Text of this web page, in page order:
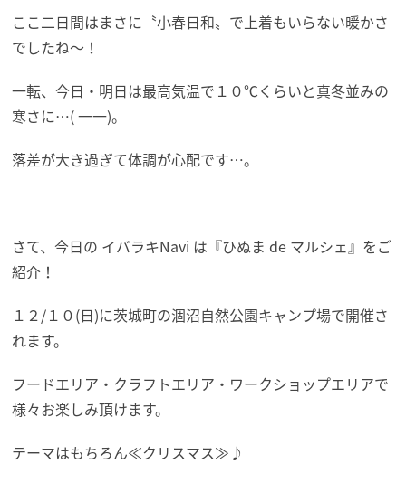
ここ二日間はまさに〝小春日和〟で上着もいらない暖かさ
でしたね～！
一転、今日・明日は最高気温で１０℃くらいと真冬並みの
寒さに…( 一一)。
落差が大き過ぎて体調が心配です…。
さて、今日の イバラキNavi は『ひぬま de マルシェ』をご
紹介！
１２/１０(日)に茨城町の涸沼自然公園キャンプ場で開催さ
れます。
フードエリア・クラフトエリア・ワークショップエリアで
様々お楽しみ頂けます。
テーマはもちろん≪クリスマス≫♪